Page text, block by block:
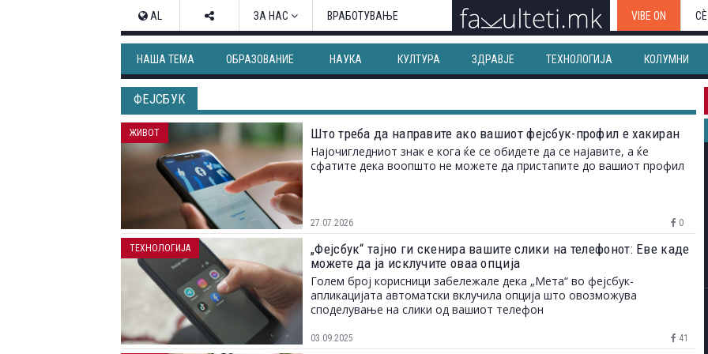
AL ЗА НАС ВРАБОТУВАЊЕ VIBE ON
НАША ТЕМА ОБРАЗОВАНИЕ НАУКА КУЛТУРА ЗДРАВЈЕ ТЕХНОЛОГИЈА КОЛУМНИ
ФЕЈСБУК
Што треба да направите ако вашиот фејсбук-профил е хакиран
Најочигледниот знак е кога ќе се обидете да се најавите, а ќе
сфатите дека воопшто не можете да пристапите до вашиот профил
27.07.2026 0
ЖИВОТ
„Фејсбук“ тајно ги скенира вашите слики на телефонот: Еве каде
можете да ја исклучите оваа опција
Голем број корисници забележале дека „Мета“ во фејсбук-
апликацијата автоматски вклучила опција што овозможува
споделување на слики од вашиот телефон
03.09.2025 41
ТЕХНОЛОГИЈА